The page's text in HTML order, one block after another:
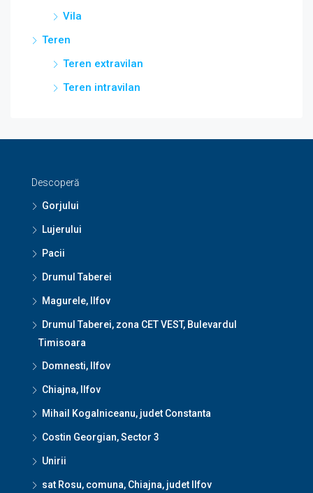
Vila
Teren
Teren extravilan
Teren intravilan
Descoperă
Gorjului
Lujerului
Pacii
Drumul Taberei
Magurele, Ilfov
Drumul Taberei, zona CET VEST, Bulevardul
Timisoara
Domnesti, Ilfov
Chiajna, Ilfov
Mihail Kogalniceanu, judet Constanta
Costin Georgian, Sector 3
Unirii
sat Rosu, comuna, Chiajna, judet Ilfov